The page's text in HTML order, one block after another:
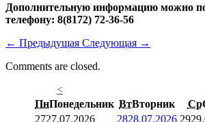
Дополнительную информацию можно
телефону: 8(8172) 72-36-56
← Предыдущая Следующая →
Comments are closed.
<
ПнПонедельник ВтВторник Ср
2727.07.2026 2828.07.2026 29